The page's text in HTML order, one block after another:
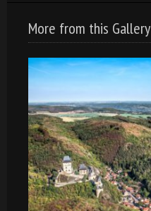
More from this Gallery